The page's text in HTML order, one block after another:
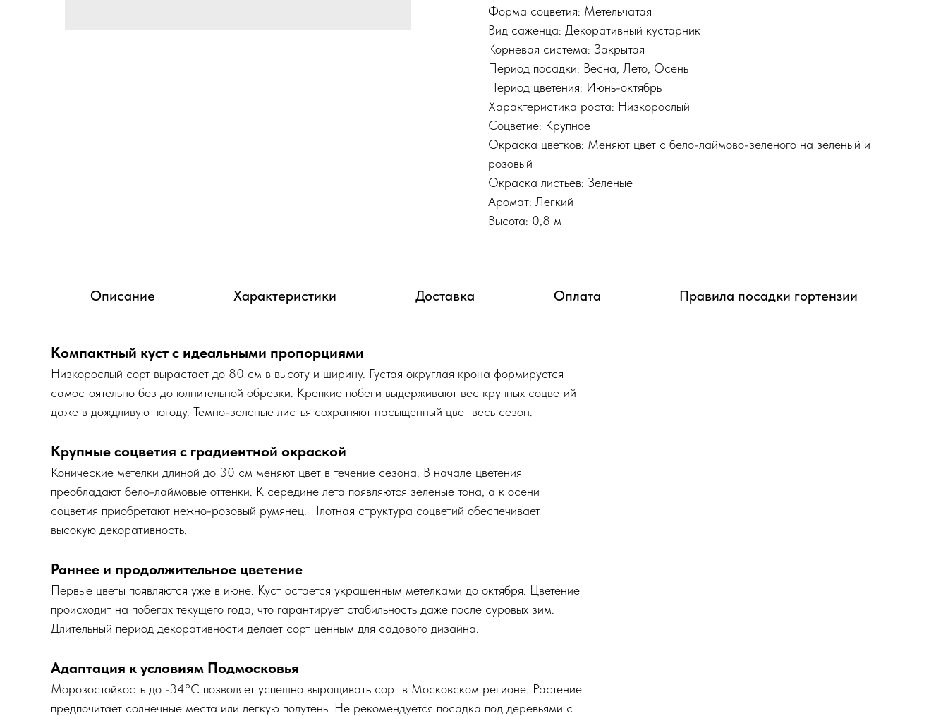
Форма соцветия: Метельчатая
Вид саженца: Декоративный кустарник
Корневая система: Закрытая
Период посадки: Весна, Лето, Осень
Период цветения: Июнь-октябрь
Характеристика роста: Низкорослый
Соцветие: Крупное
Окраска цветков: Меняют цвет с бело-лаймово-зеленого на зеленый и
розовый
Окраска листьев: Зеленые
Аромат: Легкий
Высота: 0,8 м
Описание Характеристики Доставка Оплата Правила посадки гортензии
Компактный куст с идеальными пропорциями
Низкорослый сорт вырастает до 80 см в высоту и ширину. Густая округлая крона формируется
самостоятельно без дополнительной обрезки. Крепкие побеги выдерживают вес крупных соцветий
даже в дождливую погоду. Темно-зеленые листья сохраняют насыщенный цвет весь сезон.
Крупные соцветия с градиентной окраской
Конические метелки длиной до 30 см меняют цвет в течение сезона. В начале цветения
преобладают бело-лаймовые оттенки. К середине лета появляются зеленые тона, а к осени
соцветия приобретают нежно-розовый румянец. Плотная структура соцветий обеспечивает
высокую декоративность.
Раннее и продолжительное цветение
Первые цветы появляются уже в июне. Куст остается украшенным метелками до октября. Цветение
происходит на побегах текущего года, что гарантирует стабильность даже после суровых зим.
Длительный период декоративности делает сорт ценным для садового дизайна.
Адаптация к условиям Подмосковья
Морозостойкость до -34°C позволяет успешно выращивать сорт в Московском регионе. Растение
предпочитает солнечные места или легкую полутень. Не рекомендуется посадка под деревьями с